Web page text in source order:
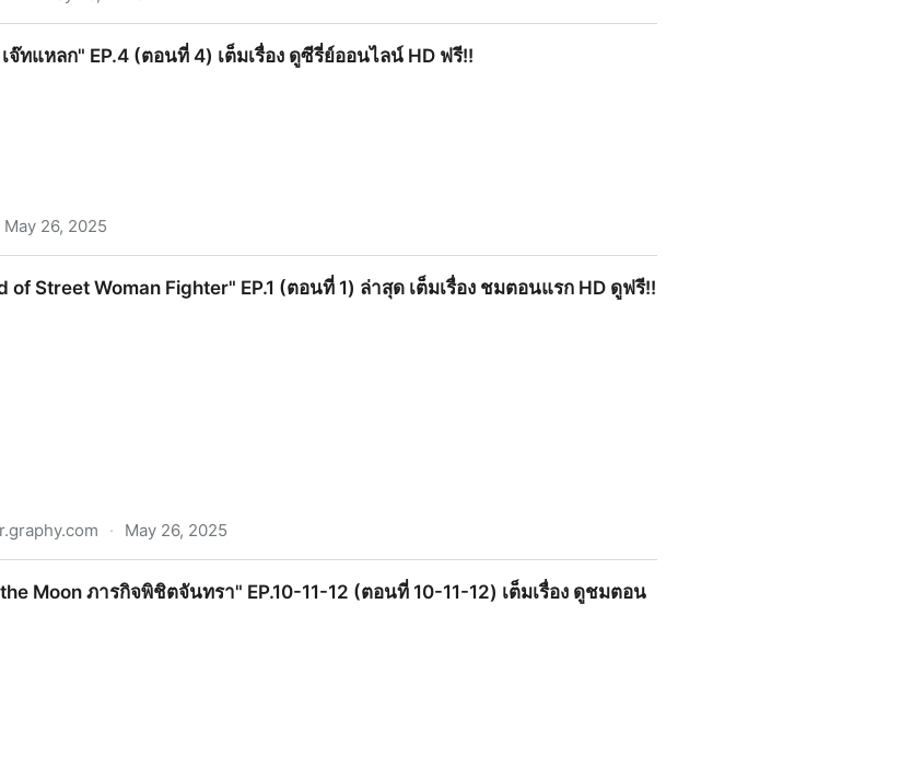
ทแหลก" EP.4 (ตอนที่ 4) เต็มเรื่อง ดูซีรี่ย์ออนไลน์ HD ฟรี!!
May 26, 2025
Street Woman Fighter" EP.1 (ตอนที่ 1) ล่าสุด เต็มเรื่อง ชมตอนแรก HD ดูฟรี!!
· May 26, 2025
Moon ภารกิจพิชิตจันทรา" EP.10-11-12 (ตอนที่ 10-11-12) เต็มเรื่อง ดูชมตอน